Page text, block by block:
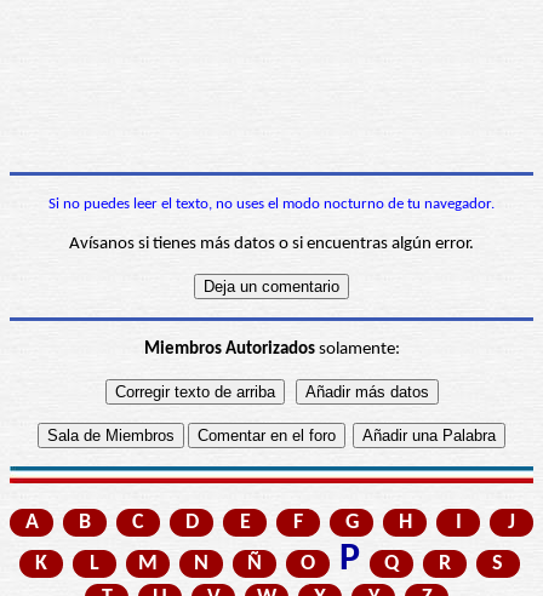
Si no puedes leer el texto, no uses el modo nocturno de tu navegador.
Avísanos si tienes más datos o si encuentras algún error.
Miembros Autorizadossolamente:
A B C D E F G H I
J
K
L M N Ñ O P Q R
S